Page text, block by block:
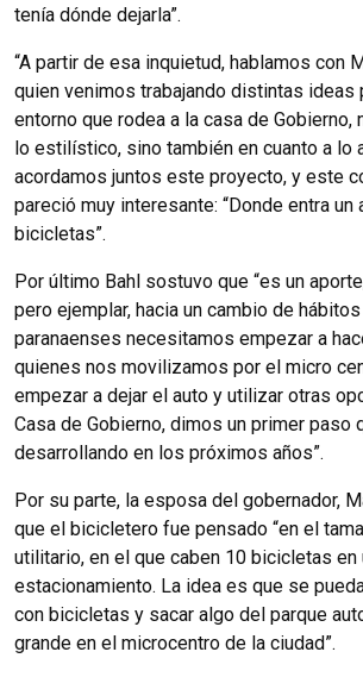
tenía dónde dejarla”.
“A partir de esa inquietud, hablamos con
quien venimos trabajando distintas ideas
entorno que rodea a la casa de Gobierno,
lo estilístico, sino también en cuanto a lo
acordamos juntos este proyecto, y este
pareció muy interesante: “Donde entra un
bicicletas”.
Por último Bahl sostuvo que “es un
pero ejemplar, hacia un cambio de
paranaenses necesitamos empezar a
quienes nos movilizamos por el micro
empezar a dejar el auto y utilizar otras
Casa de Gobierno, dimos un primer paso
desarrollando en los próximos años”.
Por su parte, la esposa del gobernador,
que el bicicletero fue pensado “en el
utilitario, en el que caben 10 bicicletas en
estacionamiento. La idea es que se
con bicicletas y sacar algo del parque
grande en el microcentro de la ciudad”.